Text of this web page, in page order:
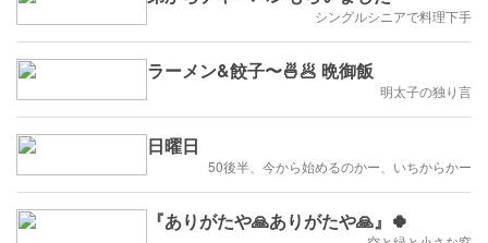
シングルシニアで料理下手
ラーメン&餃子〜🍜🥟 晩御飯
明太子の独り言
日曜日
50後半、今から始めるのかー、いちからかー
『ありがたや🙏ありがたや🙏』🍀